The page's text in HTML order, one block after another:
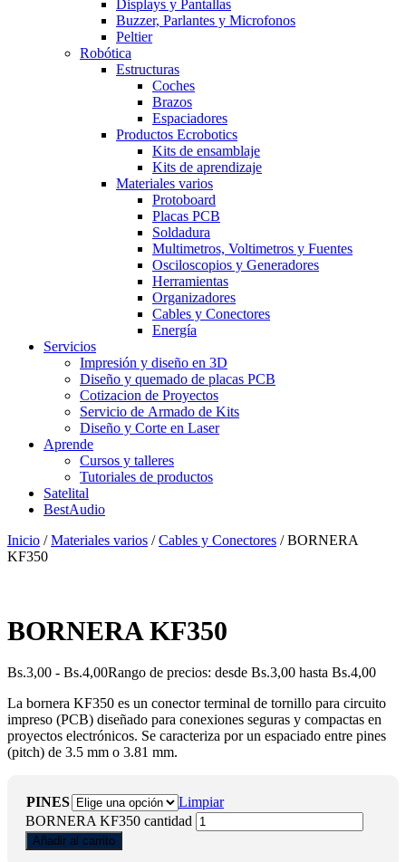
Displays y Pantallas
Buzzer, Parlantes y Microfonos
Peltier
Robótica
Estructuras
Coches
Brazos
Espaciadores
Productos Ecrobotics
Kits de ensamblaje
Kits de aprendizaje
Materiales varios
Protoboard
Placas PCB
Soldadura
Multimetros, Voltimetros y Fuentes
Osciloscopios y Generadores
Herramientas
Organizadores
Cables y Conectores
Energía
Servicios
Impresión y diseño en 3D
Diseño y quemado de placas PCB
Cotizacion de Proyectos
Servicio de Armado de Kits
Diseño y Corte en Laser
Aprende
Cursos y talleres
Tutoriales de productos
Satelital
BestAudio
Inicio /Materiales varios /Cables y Conectores / BORNERA
KF350
BORNERA KF350
Bs.3,00 - Bs.4,00Rango de precios: desde Bs.3,00 hasta Bs.4,00
La bornera KF350 es un conector terminal de tornillo para circuito
impreso (PCB) diseñado para conexiones seguras y compactas en
proyectos electrónicos. Se caracteriza por un espaciado entre pines
(pitch) de 3.5 mm o 3.81 mm.
PINES
Limpiar
BORNERA KF350 cantidad
Añadir al carrito